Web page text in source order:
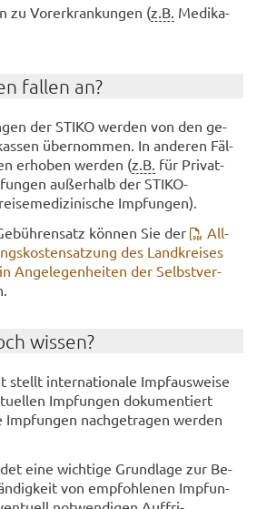
zu Vor­er­kran­kun­gen (z.B. Me­di­ka­
fal­len an?
der STIKO wer­den von den ge­
über­nom­men. In an­de­ren Fäl­
er­ho­ben wer­den (z.B. für Pri­vat­
au­ßer­halb der STIKO-​
Imp­fun­gen).
kön­nen Sie der
All­
des Land­krei­ses
An­ge­le­gen­hei­ten der Selbst­ver­
wis­sen?
stellt in­ter­na­tio­na­le Impf­aus­wei­se
Imp­fun­gen do­ku­men­tiert
nach­ge­tra­gen wer­den
eine wich­ti­ge Grund­la­ge zur Be­
von emp­foh­le­nen Imp­fun­